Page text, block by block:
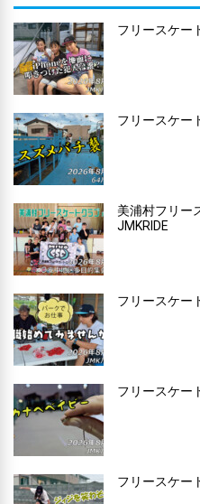
フリースケー
フリースケー
美浦村フリー
JMKRIDE
フリースケー
フリースケー
フリースケー